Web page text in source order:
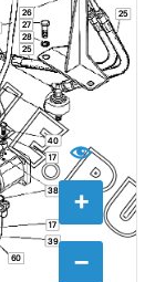
+
−
17
17
25
25
26
27
28
38
39
40
60